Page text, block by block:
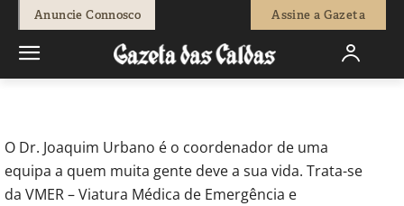
Anuncie Connosco Assine a Gazeta
Redação - 25 de Maio, 2012 0
O Dr. Joaquim Urbano é o coordenador de uma
equipa a quem muita gente deve a sua vida. Trata-se
da VMER – Viatura Médica de Emergência e